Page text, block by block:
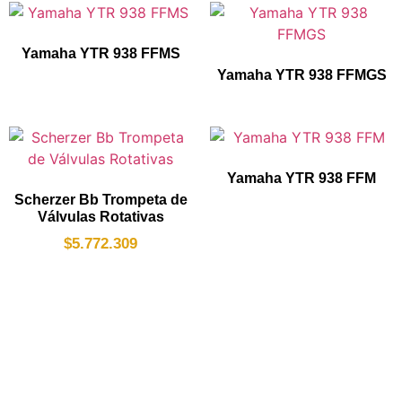
Yamaha YTR 938 FFMS
Yamaha YTR 938 FFMGS
Scherzer Bb Trompeta de
Válvulas Rotativas
$5.772.309
Yamaha YTR 938 FFM